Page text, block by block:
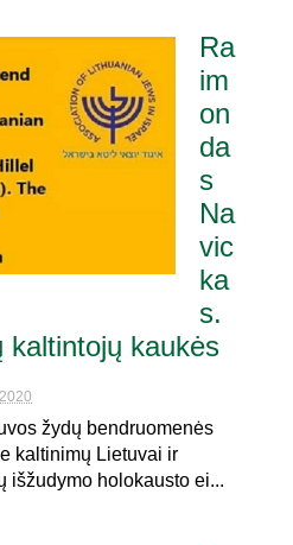
Ra
im
on
da
s
Na
vic
ka
s.
kaltintojų kaukės
žydų bendruomenės
kaltinimų Lietuvai ir
išžudymo holokausto ei...